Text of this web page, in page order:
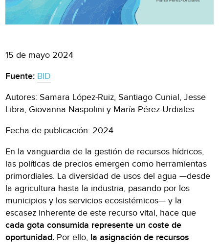
15 de mayo 2024
Fuente: BID
Autores: Samara López-Ruiz, Santiago Cunial, Jesse
Libra, Giovanna Naspolini y María Pérez-Urdiales
Fecha de publicación: 2024
En la vanguardia de la gestión de recursos hídricos,
las políticas de precios emergen como herramientas
primordiales. La diversidad de usos del agua —desde
la agricultura hasta la industria, pasando por los
municipios y los servicios ecosistémicos— y la
escasez inherente de este recurso vital, hace que
cada gota consumida represente un coste de
oportunidad. Por ello, la asignación de recursos